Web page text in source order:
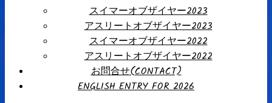
スイマーオブザイヤー2023
アスリートオブザイヤー2023
スイマーオブザイヤー2022
アスリートオブザイヤー2022
お問合せ(CONTACT)
ENGLISH ENTRY FOR 2026